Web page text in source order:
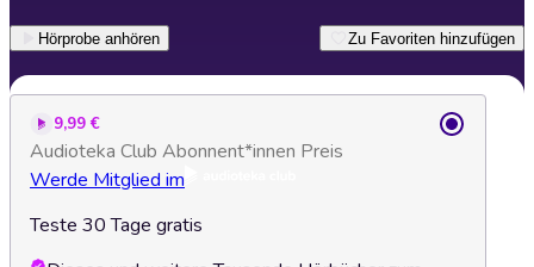
Hörprobe anhören Zu Favoriten hinzufügen
9,99 €
Audioteka Club Abonnent*innen Preis
Werde Mitglied im
Teste 30 Tage gratis